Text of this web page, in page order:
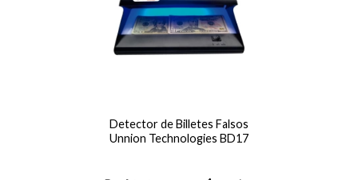
Detector de Billetes Falsos
Unnion Technologies BD17